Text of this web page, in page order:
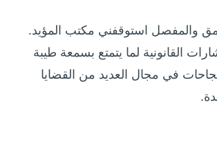
والمفصل استوقفني مكتب المؤيد.
القانونية لما يتمتع بسمعة طيبة
في مجال العديد من القضايا